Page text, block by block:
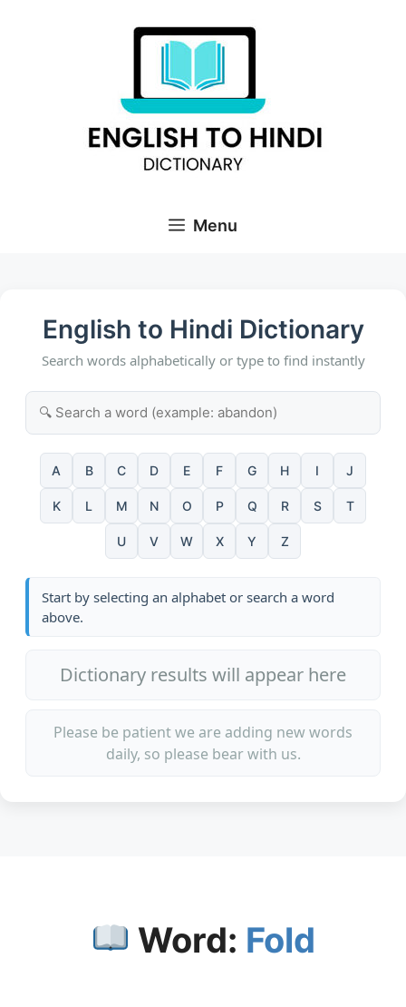
Menu
English to Hindi Dictionary
Search words alphabetically or type to find instantly
A B C D E F G H I J
K L M N O P Q R S T
U V W X Y Z
Start by selecting an alphabet or search a word
above.
Dictionary results will appear here
Please be patient we are adding new words
daily, so please bear with us.
Word: Fold